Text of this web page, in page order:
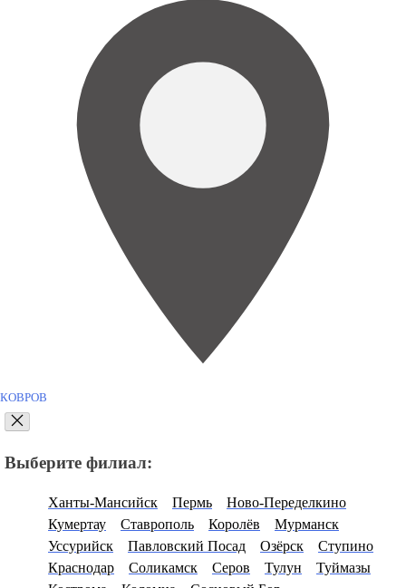
КОВРОВ
Выберите филиал:
Ханты-Мансийск Пермь
Ново-Переделкино
Кумертау
Ставрополь Королёв
Мурманск
Уссурийск
Павловский Посад Озёрск
Ступино
Краснодар
Соликамск Серов Тулун
Туймазы